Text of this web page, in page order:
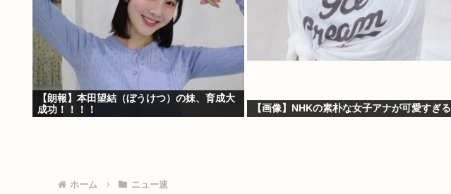
【朗報】本田望結（ぼうけつ）の妹、育成大
成功！！！！
【画像】NHKの素朴な女子アナが可愛すぎる
ホーム ニュー速